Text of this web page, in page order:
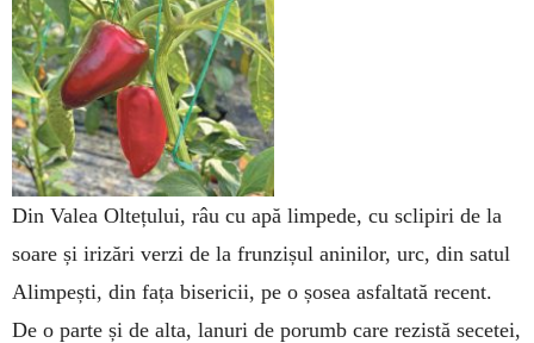
Din Valea Oltețului, râu cu apă limpede, cu sclipiri de la
soare și irizări verzi de la frunzișul aninilor, urc, din satul
Alimpești, din fața bisericii, pe o șosea asfaltată recent.
De o parte și de alta, lanuri de porumb care rezistă secetei,